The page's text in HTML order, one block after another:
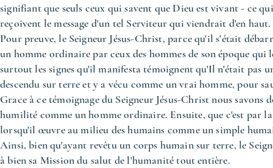
signifiant que seuls ceux qui savent que Dieu est vivant - ce
reçoivent le message d'un tel Serviteur qui viendrait d'en haut.
Pour preuve, le Seigneur Jésus-Christ, parce qu'il s'était
un homme ordinaire par ceux des hommes de son époque qui
surtout les signes qu'il manifesta témoignent qu'Il n'était
descendu sur terre et y a vécu comme un vrai homme, pour
Grace à ce témoignage du Seigneur Jésus-Christ nous
humilité comme un homme ordinaire. Ensuite, que c'est par la
lorsqu'il œuvre au milieu des humains comme un simple
Ainsi, bien qu'ayant revêtu un corps humain sur terre, le
à bien sa Mission du salut de l'humanité tout entière.